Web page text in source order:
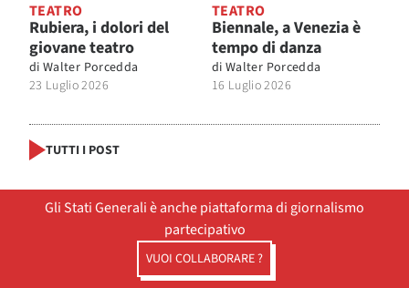
TEATRO
Rubiera, i dolori del
giovane teatro
di Walter Porcedda
23 Luglio 2026
TEATRO
Biennale, a Venezia è
tempo di danza
di Walter Porcedda
16 Luglio 2026
TUTTI I POST
Gli Stati Generali è anche piattaforma di giornalismo
partecipativo
VUOI COLLABORARE ?